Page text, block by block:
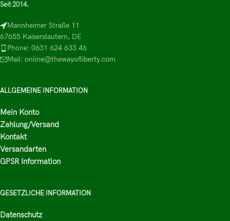
Seit 2014.
Mannheimer Straße 11
67655 Kaiserslautern, DE
Phone: 0631 624 633 46
Mail: online@thewayofliberty.com
ALLGEMEINE INFORMATION
Mein Konto
Zahlung/Versand
Kontakt
Versandarten
GPSR Information
GESETZLICHE INFORMATION
Datenschutz